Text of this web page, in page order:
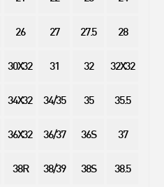
26 27 27.5 28
30X32 31 32 32X32
34X32 34/35 35 35.5
36X32 36/37 36S 37
38R 38/39 38S 38.5